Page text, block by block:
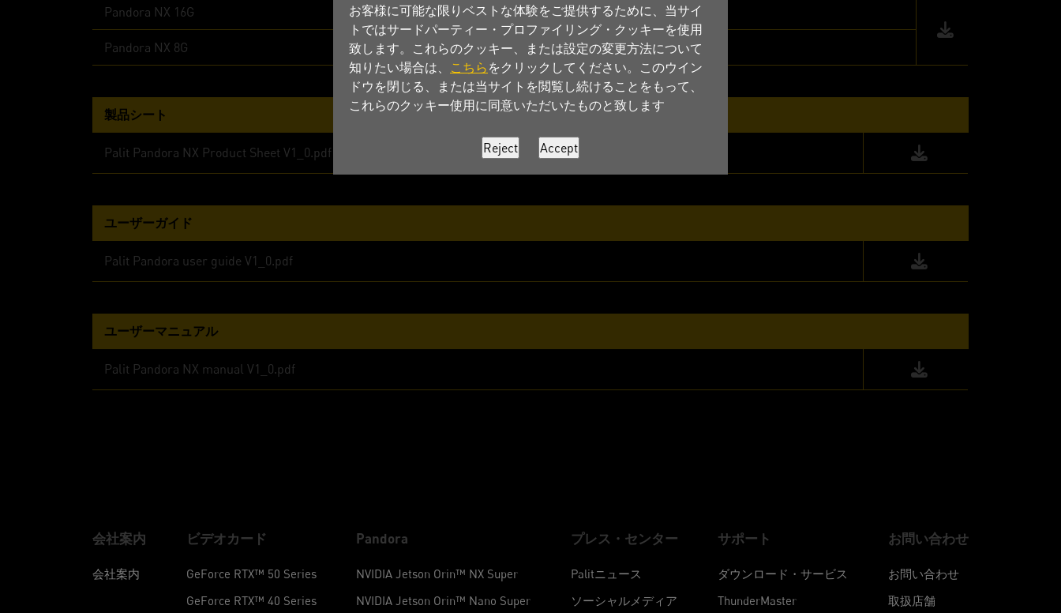
お客様に可能な限りベストな体験をご提供するために、当サイ
トではサードパーティー・プロファイリング・クッキーを使用
致します。これらのクッキー、または設定の変更方法について
知りたい場合は、 こちら をクリックしてください。このウイン
ドウを閉じる、または当サイトを閲覧し続けることをもって、
これらのクッキー使用に同意いただいたものと致します
Pandora NX 16G
Pandora NX 8G
製品シート
Palit Pandora NX Product Sheet V1_0.pdf
ユーザーガイド
Palit Pandora user guide V1_0.pdf
ユーザーマニュアル
Palit Pandora NX manual V1_0.pdf
会社案内
会社案内
ビデオカード
GeForce RTX™ 50 Series
GeForce RTX™ 40 Series
Pandora
NVIDIA Jetson Orin™ NX Super
NVIDIA Jetson Orin™ Nano Super
プレス・センター
Palitニュース
ソーシャルメディア
サポート
ダウンロード・サービス
ThunderMaster
お問い合わせ
お問い合わせ
取扱店舗